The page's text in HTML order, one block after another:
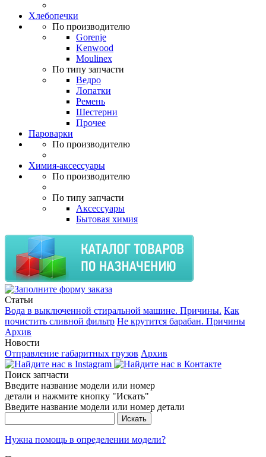
Хлебопечки
По производителю
Gorenje
Kenwood
Moulinex
По типу запчасти
Ведро
Лопатки
Ремень
Шестерни
Прочее
Пароварки
По производителю
Химия-аксессуары
По производителю
По типу запчасти
Аксессуары
Бытовая химия
Статьи
Вода в выключенной стиральной машине. Причины. Как
почистить сливной фильтр Не крутится барабан. Причины
Архив
Новости
Отправление габаритных грузов Архив
Поиск запчасти
Введите название модели или номер
детали и нажмите кнопку "Искать"
Введите название модели или номер детали
Нужна помощь в определении модели?